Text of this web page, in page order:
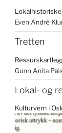
Even André
Tretten
Gunn Anita
Lokal- og
Kulturvern i